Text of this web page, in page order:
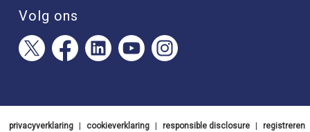
Volg ons
privacyverklaring | cookieverklaring | responsible disclosure | registreren